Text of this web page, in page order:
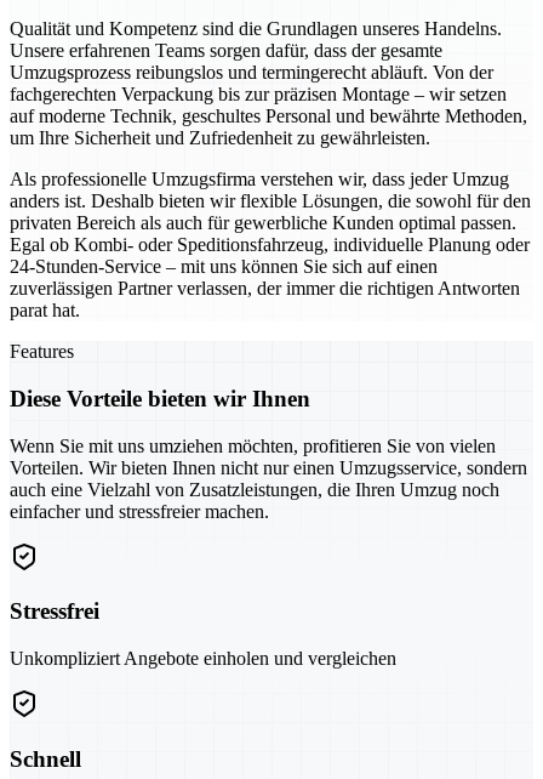
Qualität und Kompetenz sind die Grundlagen unseres Handelns.
Unsere erfahrenen Teams sorgen dafür, dass der gesamte
Umzugsprozess reibungslos und termingerecht abläuft. Von der
fachgerechten Verpackung bis zur präzisen Montage – wir setzen
auf moderne Technik, geschultes Personal und bewährte Methoden,
um Ihre Sicherheit und Zufriedenheit zu gewährleisten.
Als professionelle Umzugsfirma verstehen wir, dass jeder Umzug
anders ist. Deshalb bieten wir flexible Lösungen, die sowohl für den
privaten Bereich als auch für gewerbliche Kunden optimal passen.
Egal ob Kombi- oder Speditionsfahrzeug, individuelle Planung oder
24-Stunden-Service – mit uns können Sie sich auf einen
zuverlässigen Partner verlassen, der immer die richtigen Antworten
parat hat.
Features
Diese Vorteile bieten wir Ihnen
Wenn Sie mit uns umziehen möchten, profitieren Sie von vielen
Vorteilen. Wir bieten Ihnen nicht nur einen Umzugsservice, sondern
auch eine Vielzahl von Zusatzleistungen, die Ihren Umzug noch
einfacher und stressfreier machen.
Stressfrei
Unkompliziert Angebote einholen und vergleichen
Schnell